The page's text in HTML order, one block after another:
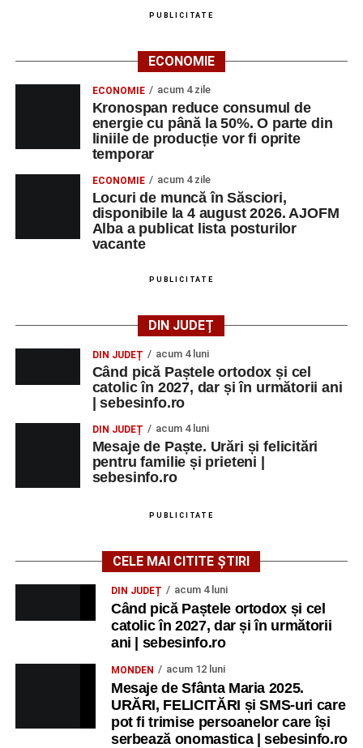
PUBLICITATE
ECONOMIE
ECONOMIE acum 4 zile
Kronospan reduce consumul de
energie cu până la 50%. O parte din
liniile de producție vor fi oprite
temporar
ECONOMIE acum 4 zile
Locuri de muncă în Săsciori,
disponibile la 4 august 2026. AJOFM
Alba a publicat lista posturilor
vacante
PUBLICITATE
DIN JUDEȚ
DIN JUDEȚ acum 4 luni
Când pică Paștele ortodox și cel
catolic în 2027, dar și în următorii ani
| sebesinfo.ro
DIN JUDEȚ acum 4 luni
Mesaje de Paște. Urări și felicitări
pentru familie și prieteni |
sebesinfo.ro
PUBLICITATE
CELE MAI CITITE ȘTIRI
DIN JUDEȚ acum 4 luni
Când pică Paștele ortodox și cel
catolic în 2027, dar și în următorii
ani | sebesinfo.ro
MONDEN acum 12 luni
Mesaje de Sfânta Maria 2025.
URĂRI, FELICITĂRI și SMS-uri care
pot fi trimise persoanelor care își
serbează onomastica | sebesinfo.ro